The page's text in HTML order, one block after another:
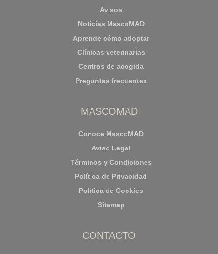
Avisos
Noticias MascoMAD
Aprende cómo adoptar
Clínicas veterinarias
Centros de acogida
Preguntas frecuentes
MASCOMAD
Conoce MascoMAD
Aviso Legal
Términos y Condiciones
Política de Privacidad
Política de Cookies
Sitemap
CONTACTO